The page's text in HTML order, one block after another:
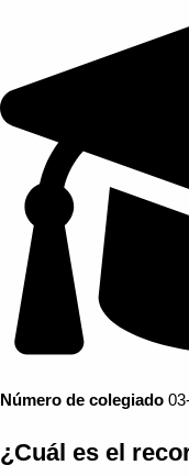
Número de colegiado
¿Cuál es el